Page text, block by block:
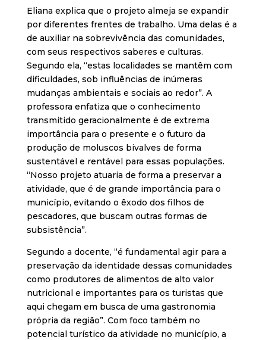
Eliana explica que o projeto almeja se expandir
por diferentes frentes de trabalho. Uma delas é a
de auxiliar na sobrevivência das comunidades,
com seus respectivos saberes e culturas.
Segundo ela, “estas localidades se mantêm com
dificuldades, sob influências de inúmeras
mudanças ambientais e sociais ao redor”. A
professora enfatiza que o conhecimento
transmitido geracionalmente é de extrema
importância para o presente e o futuro da
produção de moluscos bivalves de forma
sustentável e rentável para essas populações.
“Nosso projeto atuaria de forma a preservar a
atividade, que é de grande importância para o
município, evitando o êxodo dos filhos de
pescadores, que buscam outras formas de
subsistência”.
Segundo a docente, “é fundamental agir para a
preservação da identidade dessas comunidades
como produtores de alimentos de alto valor
nutricional e importantes para os turistas que
aqui chegam em busca de uma gastronomia
própria da região”. Com foco também no
potencial turístico da atividade no município, a